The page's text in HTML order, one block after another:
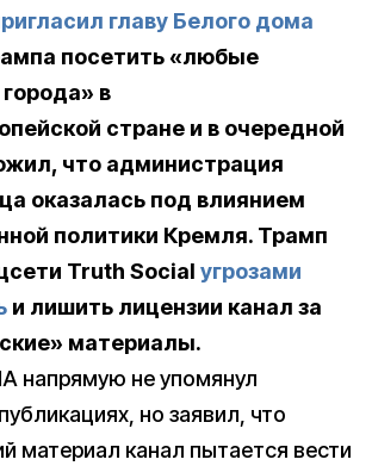
главу Белого дома
посетить «любые
в
стране и в очередной
что администрация
оказалась под влиянием
политики Кремля. Трамп
Truth Social угрозами
и лишить лицензии канал за
материалы.
напрямую не упомянул
но заявил, что
материал канал пытается вести